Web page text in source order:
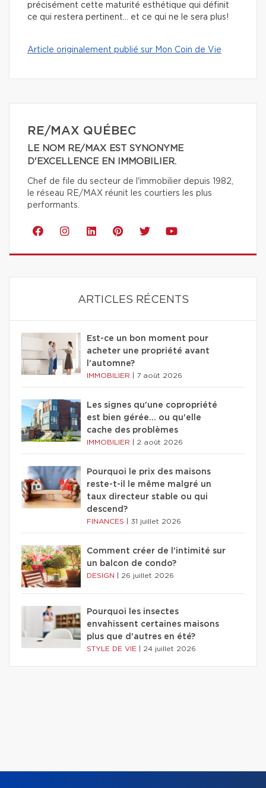
précisément cette maturité esthétique qui définit
ce qui restera pertinent… et ce qui ne le sera plus!
Article originalement publié sur Mon Coin de Vie
RE/MAX QUÉBEC
LE NOM RE/MAX EST SYNONYME
D'EXCELLENCE EN IMMOBILIER.
Chef de file du secteur de l'immobilier depuis 1982,
le réseau RE/MAX réunit les courtiers les plus
performants.
ARTICLES RÉCENTS
Est-ce un bon moment pour
acheter une propriété avant
l'automne?
IMMOBILIER 7 août 2026
Les signes qu'une copropriété
est bien gérée… ou qu'elle
cache des problèmes
IMMOBILIER 2 août 2026
Pourquoi le prix des maisons
reste-t-il le même malgré un
taux directeur stable ou qui
descend?
FINANCES 31 juillet 2026
Comment créer de l'intimité sur
un balcon de condo?
DESIGN 26 juillet 2026
Pourquoi les insectes
envahissent certaines maisons
plus que d'autres en été?
STYLE DE VIE 24 juillet 2026